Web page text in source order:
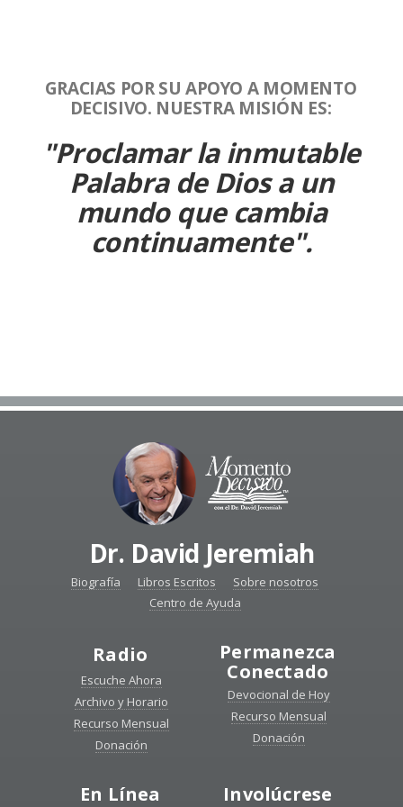
GRACIAS POR SU APOYO A MOMENTO
DECISIVO. NUESTRA MISIÓN ES:
"Proclamar la inmutable
Palabra de Dios a un
mundo que cambia
continuamente".
Dr. David Jeremiah
Biografía Libros Escritos
Sobre nosotros
Centro de Ayuda
Radio
Escuche Ahora
Archivo y Horario
Recurso Mensual
Donación
Permanezca
Conectado
Devocional de Hoy
Recurso Mensual
Donación
En Línea Involúcrese